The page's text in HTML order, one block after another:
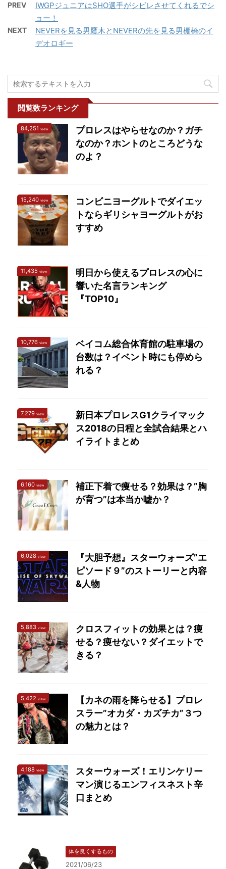
エル・デスペラード選手
が怪我、フリップ・ゴー
ドン選手がビザトラブル
のため欠場。代わりに
た。 【『SUPER Jr.』出
場選手変更のお知らせ】
デス ...
毛）がかかりそうです
まって今後どうなりそう
はDOUKI選手 予告編か
ら竹林でカンフー的なコ
んですが、仕事やご家族
のこと、恋愛の話もされ
る方も多いです。 身体の
ケアだけでもいいのです
レスが溜まって身体に不
調が出るなんてことは最
近よく聞きますね。「う
つ病」なんてその典型で
はないでしょうか？ メン
タルが弱くて…というこ
とを相談されるのです
が、そんな方々にはプロ
すすめしているのでその
理由を紹介します。 １・
メンタルブロックを外す
ことをプロレスから学ぼ
う 世の自己啓発本やセ
PREV
IWGPジュニアはSHO選手がシビレさせてくれるでシ
ョー！
NEXT
NEVERを見る男鷹木とNEVERの先を見る男棚橋のイ
デオロギー
閲覧数ランキング
84,251 view
プロレスはやらせなのか？ガチ
なのか？ホントのところどうな
のよ？
15,240 view
コンビニヨーグルトでダイエッ
トならギリシャヨーグルトがお
すすめ
11,435 view
明日から使えるプロレスの心に
響いた名言ランキング
『TOP10』
10,776 view
ベイコム総合体育館の駐車場の
台数は？イベント時にも停めら
れる？
7,279 view
新日本プロレスG1クライマック
ス2018の日程と全試合結果とハ
イライトまとめ
6,160 view
補正下着で痩せる？効果は？”胸
が育つ”は本当か嘘か？
6,028 view
『大胆予想』スターウォーズ”エ
ピソード９”のストーリーと内容
&人物
5,883 view
クロスフィットの効果とは？痩
せる？痩せない？ダイエットで
きる？
5,422 view
【カネの雨を降らせる】プロレ
スラー”オカダ・カズチカ”３つ
の魅力とは？
4,188 view
スターウォーズ！エリンケリー
マン演じるエンフィスネスト辛
口まとめ
体を良くするもの
2021/06/23